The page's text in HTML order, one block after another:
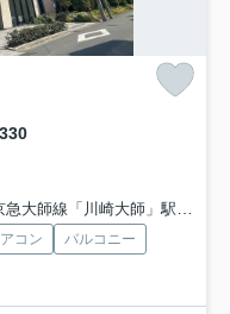
330
大師線「川崎大師」駅 徒歩7分
コン
バルコニー